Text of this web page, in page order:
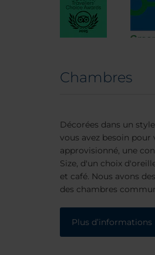
Chambres
Décorées dans un
vous avez besoin
approvisionné, une
Size, d'un choix
et café. Nous avons
des chambres
Plus d’informations